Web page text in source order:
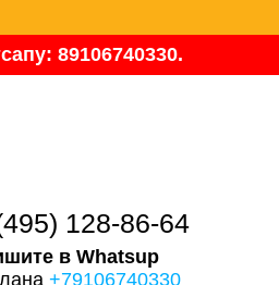
89106740330.
128-86-64
в Whatsup
+79106740330